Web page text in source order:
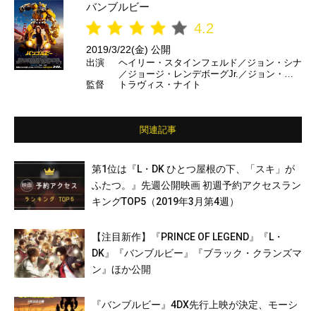
バンブルビー
4.2
2019/3/22(金) 公開
出演
ヘイリー・スタインフェルド／ジョン・シナ
／ジョージ・レンデボーグJr.／ジョン・オ
ーティス／ジェイソン・ドラッカー／パメ
淳 ほか
監督 トラヴィス・ナイト
関連記事
第1位は『L・DK ひとつ屋根の下、「スキ」が
ふたつ。』先週公開映画 初週予約アクセスラン
キングTOP5（2019年3月第4週）
【注目新作】『PRINCE OF LEGEND』『L・
DK』『バンブルビー』『ブラック・クランズマ
ン』ほか公開
『バンブルビー』4DX先行上映が決定、モーシ